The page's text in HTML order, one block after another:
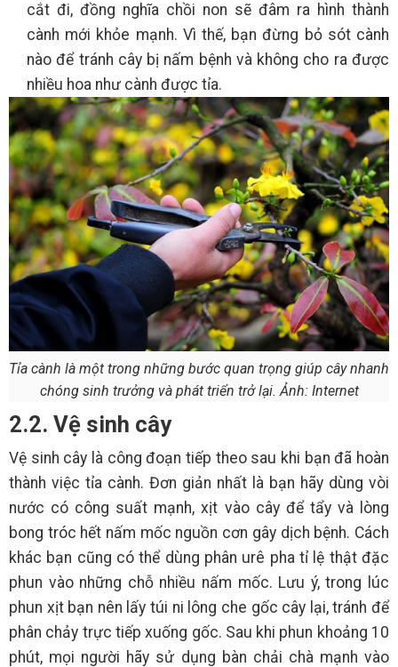
cắt đi, đồng nghĩa chồi non sẽ đâm ra hình thành
cành mới khỏe mạnh. Vì thế, bạn đừng bỏ sót cành
nào để tránh cây bị nấm bệnh và không cho ra được
nhiều hoa như cành được tỉa.
Tỉa cành là một trong những bước quan trọng giúp cây nhanh
chóng sinh trưởng và phát triển trở lại. Ảnh: Internet
2.2. Vệ sinh cây
Vệ sinh cây là công đoạn tiếp theo sau khi bạn đã hoàn
thành việc tỉa cành. Đơn giản nhất là bạn hãy dùng vòi
nước có công suất mạnh, xịt vào cây để tẩy và lòng
bong tróc hết nấm mốc nguồn cơn gây dịch bệnh. Cách
khác bạn cũng có thể dùng phân urê pha tỉ lệ thật đặc
phun vào những chỗ nhiều nấm mốc. Lưu ý, trong lúc
phun xịt bạn nên lấy túi ni lông che gốc cây lại, tránh để
phân chảy trực tiếp xuống gốc. Sau khi phun khoảng 10
phút, mọi người hãy sử dụng bàn chải chà mạnh vào